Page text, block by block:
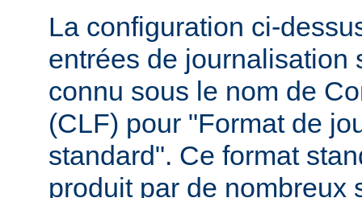
La configuration ci-
entrées de journalisation
connu sous le nom de
(CLF) pour "Format de
standard". Ce format
produit par de nombreux